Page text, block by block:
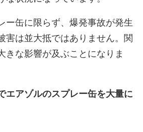
ー缶に限らず、爆発事故が発生
害は並大抵ではありません。関
きな影響が及ぶことになりま
エアゾルのスプレー缶を大量に